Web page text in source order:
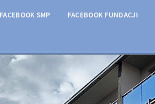
FACEBOOK SMP FACEBOOK FUNDACJI